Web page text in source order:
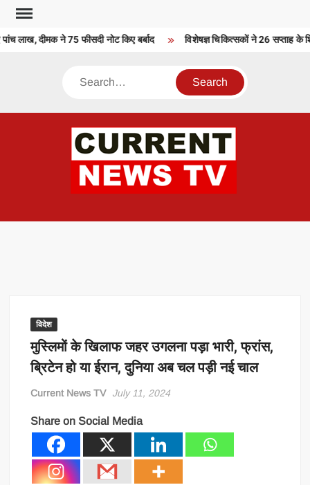
Skip
content
लाख, दीमक ने 75 फीसदी नोट किए बर्बाद विशेषज्ञ चिकित्सकों ने 26 सप्ताह के
Search
विदेश
मुस्लिमों के खिलाफ जहर उगलना पड़ा भारी, फ्रांस,
ब्रिटेन हो या ईरान, दुनिया अब चल पड़ी नई चाल
Current News TV July 11, 2024
Share on Social Media